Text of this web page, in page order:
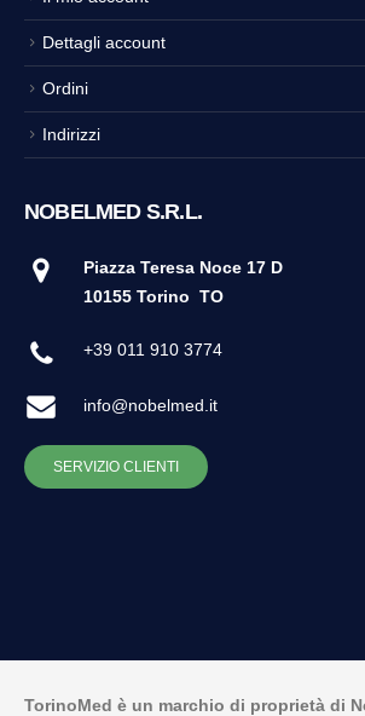
Dettagli account
Ordini
Indirizzi
NOBELMED S.R.L.
Piazza Teresa Noce 17 D
10155 Torino TO
+39 011 910 3774
info@nobelmed.it
SERVIZIO CLIENTI
TorinoMed è un marchio di proprietà di